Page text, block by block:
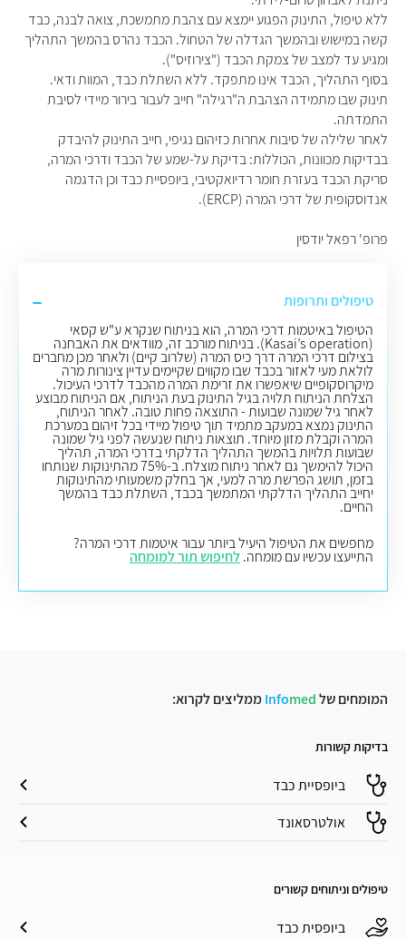
ללא טיפול, התינוק הפגוע יימצא עם צהבת מתמשכת, צואה לבנה, כבד
קשה במישוש ובהמשך הגדלה של הטחול. הכבד נהרס בהמשך התהליך
ומגיע עד למצב של צמקת הכבד ("צירוזיס").
בסוף התהליך, הכבד אינו מתפקד. ללא השתלת כבד, המוות ודאי.
תינוק שבו מתמידה הצהבת ה"רגילה" חייב לעבור בירור מיידי לסיבת
התמדתה.
לאחר שלילה של סיבות אחרות כזיהום נגיפי, חייב התינוק להיבדק
בבדיקות מכוונות, הכוללות: בדיקת על-שמע של הכבד ודרכי המרה,
סריקת הכבד בעזרת חומר רדיואקטיבי, ביופסיית כבד וכן הדגמה
אנדוסקופית של דרכי המרה (ERCP).
פרופ' רפאל יודסין
טיפולים ותרופות
הטיפול באיטמות דרכי המרה, הוא בניתוח שנקרא ע"ש קסאי
(Kasai’s operation). בניתוח מורכב זה, מוודאים את האבחנה
בצילום דרכי המרה דרך כיס המרה (שלרוב קיים) ולאחר מכן מחברים
לולאת מעי לאזור בכבד שבו מקווים שקיימים עדיין צינורות מרה
מיקרוסקופיים שיאפשרו את זרימת המרה מהכבד לדרכי העיכול.
הצלחת הניתוח תלויה בגיל התינוק בעת הניתוח, אם הניתוח מבוצע
לאחר גיל שמונה שבועות - התוצאה פחות טובה. לאחר הניתוח,
התינוק נמצא במעקב מתמיד תוך טיפול מיידי בכל זיהום במערכת
המרה וקבלת מזון מיוחד. תוצאות ניתוח שנעשה לפני גיל שמונה
שבועות תלויות בהמשך התהליך הדלקתי בדרכי המרה, תהליך
היכול להימשך גם לאחר ניתוח מוצלח. ב-75% מהתינוקות שנותחו
בזמן, תושג הפרשת מרה למעי, אך בחלק משמעותי מהתינוקות
יחייב התהליך הדלקתי המתמשך בכבד, השתלת כבד בהמשך
החיים.
מחפשים את הטיפול היעיל ביותר עבור איטמות דרכי המרה?
התייעצו עכשיו עם מומחה.לחיפוש תור למומחה
המומחים של Infomed ממליצים לקרוא:
בדיקות קשורות
ביופסיית כבד
אולטרסאונד
טיפולים וניתוחים קשורים
ביופסית כבד